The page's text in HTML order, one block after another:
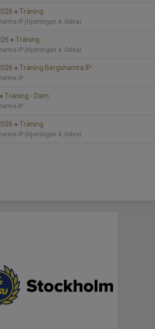
» Träning
IP (Hjortstigen 4, Solna)
» Träning
IP (Hjortstigen 4, Solna)
» Träning Bergshamra IP
IP
» Träning - Dam
IP
» Träning
IP (Hjortstigen 4, Solna)